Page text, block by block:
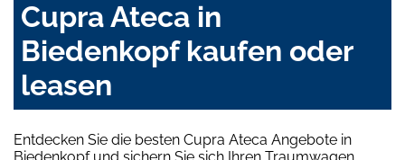
Cupra Ateca in
Biedenkopf kaufen oder
leasen
Entdecken Sie die besten Cupra Ateca Angebote in